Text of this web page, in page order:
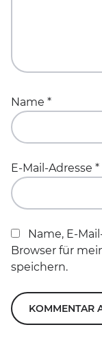
Name *
E-Mail-Adresse *
Name, E-
Browser für
speichern.